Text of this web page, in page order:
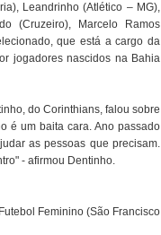
Leandrinho (Atlético – MG),
(Cruzeiro), Marcelo Ramos
que está a cargo da
jogadores nascidos na Bahia
do Corinthians, falou sobre
é um baita cara. Ano passado
as pessoas que precisam.
- afirmou Dentinho.
Feminino (São Francisco